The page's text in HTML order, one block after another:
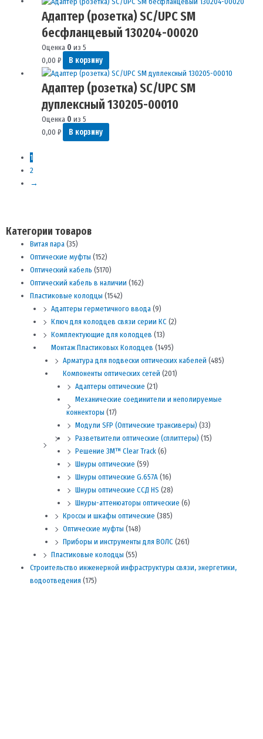
Категории товаров
Витая пара(35)
Оптические муфты (152)
Оптический кабель (5170)
Оптический кабель в наличии (162)
Пластиковые колодцы (1542)
Адаптеры герметичного ввода (9)
Ключ для колодцев связи серии КС (2)
Комплектующие для колодцев (13)
Монтаж Пластиковых Колодцев (1495)
Арматура для подвески оптических кабелей (485)
Компоненты оптических сетей (201)
Адаптеры оптические (21)
Механические соединители и неполируемые
коннекторы (17)
Модули SFP (Оптические трансиверы) (33)
Разветвители оптические (сплиттеры) (15)
Решение 3M™ Clear Track (6)
Шнуры оптические (59)
Шнуры оптические G.657A (16)
Шнуры оптические ССД HS (28)
Шнуры-аттенюаторы оптические (6)
Кроссы и шкафы оптические (385)
Оптические муфты (148)
Приборы и инструменты для ВОЛС (261)
Пластиковые колодцы (55)
Строительство инженерной инфраструктуры связи, энергетики,
водоотведения (175)
Адаптер (розетка) SC/UPC SM
бесфланцевый 130204-00020
Оценка 0 из 5
0,00₽ В корзину
Адаптер (розетка) SC/UPC SM
дуплексный 130205-00010
Оценка 0 из 5
0,00₽ В корзину
1
2
→